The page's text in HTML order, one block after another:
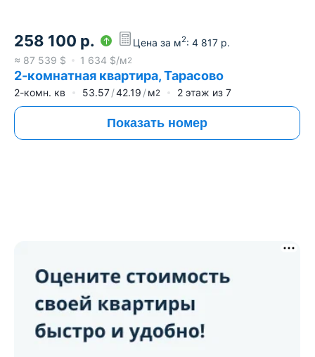
258 100 р. Цена за м2: 4 817 р.
≈ 87 539 $ 1 634 $/м2
2-комнатная квартира, Тарасово
2-комн. кв 53.57 42.19 м2 2 этаж из 7
Показать номер